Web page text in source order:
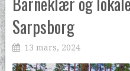
Sarpsborg
13 mars, 2024